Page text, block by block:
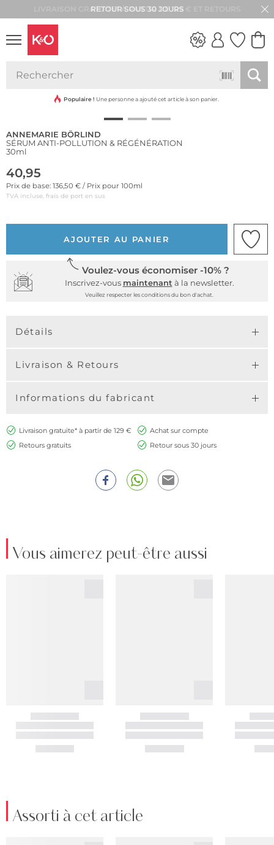
RETOUR SOUS 30 JOURS
VIBES
Durable
Populaire ! Une personne a ajouté cet article à son panier.
ANNEMARIE BÖRLIND
SÉRUM ANTI-POLLUTION & RÉGÉNÉRATION
30ml
40,95
Prix de base: 136,50 € / Prix pour 100ml
TVA incluse, frais de port en sus
AJOUTER AU PANIER
Voulez-vous économiser -10% ?
Inscrivez-vous maintenant à la newsletter.
Veuillez respecter les conditions du bon d'achat.
Détails
Livraison & Retours
Informations du fabricant
Livraison gratuite* à partir de 129 €
Achat sur compte
Retours gratuits
Retour sous 30 jours
Vous aimerez peut-être aussi
Assorti à cet article